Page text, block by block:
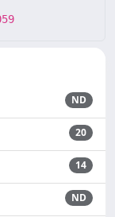
ND
20
14
ND